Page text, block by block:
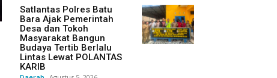
Satlantas Polres Batu
Bara Ajak Pemerintah
Desa dan Tokoh
Masyarakat Bangun
Budaya Tertib Berlalu
Lintas Lewat POLANTAS
KARIB